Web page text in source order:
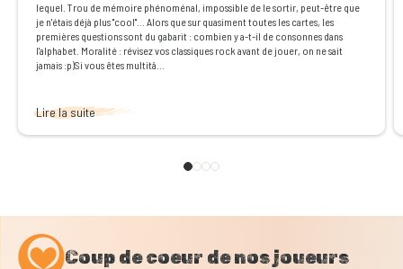
Coup de coeur de nos joueurs
lequel. Trou de mémoire phénoménal, impossible de le sortir, peut-être que
je n'étais déjà plus "cool"... Alors que sur quasiment toutes les cartes, les
premières questions sont du gabarit : combien y a-t-il de consonnes dans
l'alphabet. Moralité : révisez vos classiques rock avant de jouer, on ne sait
jamais :p)Si vous êtes multitâ...
Lire la suite